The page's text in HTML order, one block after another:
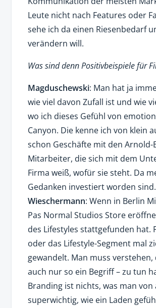
Leute nicht nach Features oder
sehe ich da einen Riesenbedarf
verändern will.
Was sind denn Positivbeispiele für
Magduschewski: Man hat ja
wie viel davon Zufall ist und wie
wo ich dieses Gefühl von
Canyon. Die kenne ich von klein
schon Geschäfte mit den
Mitarbeiter, die sich mit dem
Firma weiß, wofür sie steht. Da
Gedanken investiert worden sind.
Wieschermann: Wenn in Berlin
Pas Normal Studios Store
des Lifestyles stattgefunden
oder das Lifestyle-Segment mal
gewandelt. Man muss
auch nur so ein Begriff – zu tun
Branding ist nichts, was man
superwichtig, wie ein Laden